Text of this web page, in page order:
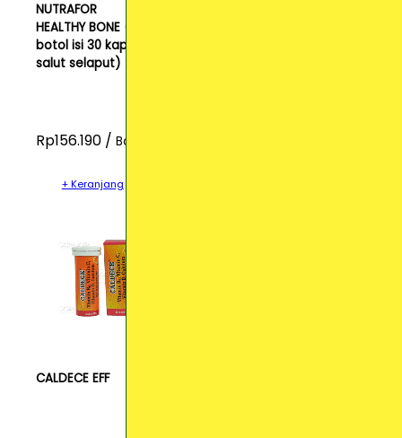
NUTRAFOR
HEALTHY BONE (1
botol isi 30 kaplet
salut selaput)
Rp156.190 / Botol
+ Keranjang
CALDECE EFF